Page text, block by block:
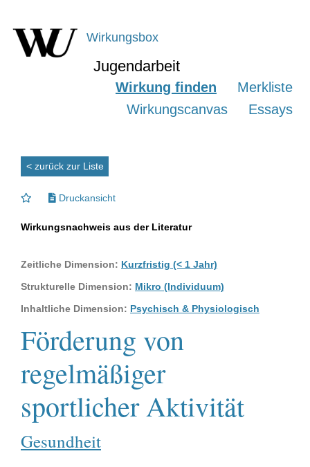
Wirkungsbox
Jugendarbeit
Wirkung finden
Merkliste
Wirkungscanvas
Essays
< zurück zur Liste
Druckansicht
Wirkungsnachweis aus der Literatur
Zeitliche Dimension: Kurzfristig (< 1 Jahr)
Strukturelle Dimension: Mikro (Individuum)
Inhaltliche Dimension: Psychisch & Physiologisch
Förderung von
regelmäßiger
sportlicher Aktivität
Gesundheit